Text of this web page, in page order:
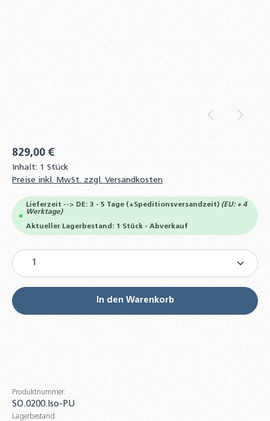
829,00 €
Inhalt: 1 Stück
Preise inkl. MwSt. zzgl. Versandkosten
Lieferzeit --> DE: 3 - 5 Tage (+Speditionsversandzeit) (EU: + 4
Werktage)
Aktueller Lagerbestand: 1 Stück - Abverkauf
Produkt Anzahl: Gib den gewünschten Wert ein
In den Warenkorb
Produktnummer:
SO.0200.Iso-PU
Lagerbestand: